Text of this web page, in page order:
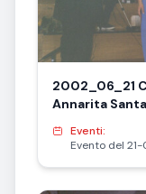
2002_06_21
Annarita
Eventi:
Evento del